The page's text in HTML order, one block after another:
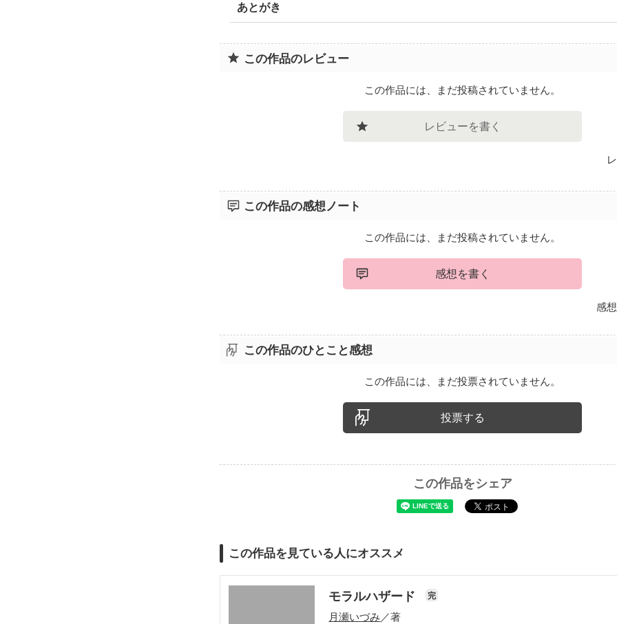
あとがき
この作品のレビュー
この作品には、まだ投稿されていません。
レビューを書く
この作品の感想ノート
この作品には、まだ投稿されていません。
感想を書く
感
この作品のひとこと感想
この作品には、まだ投票されていません。
投票する
この作品をシェア
この作品を見ている人にオススメ
モラルハザード 完
月瀬いづみ ／著